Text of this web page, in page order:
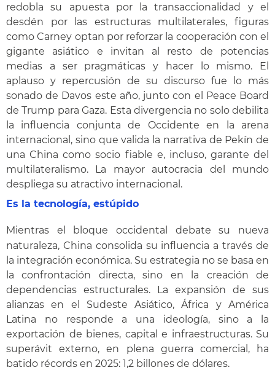
redobla su apuesta por la transaccionalidad y el
desdén por las estructuras multilaterales, figuras
como Carney optan por reforzar la cooperación con el
gigante asiático e invitan al resto de potencias
medias a ser pragmáticas y hacer lo mismo. El
aplauso y repercusión de su discurso fue lo más
sonado de Davos este año, junto con el Peace Board
de Trump para Gaza. Esta divergencia no solo debilita
la influencia conjunta de Occidente en la arena
internacional, sino que valida la narrativa de Pekín de
una China como socio fiable e, incluso, garante del
multilateralismo. La mayor autocracia del mundo
despliega su atractivo internacional.
Es la tecnología, estúpido
Mientras el bloque occidental debate su nueva
naturaleza, China consolida su influencia a través de
la integración económica. Su estrategia no se basa en
la confrontación directa, sino en la creación de
dependencias estructurales. La expansión de sus
alianzas en el Sudeste Asiático, África y América
Latina no responde a una ideología, sino a la
exportación de bienes, capital e infraestructuras. Su
superávit externo, en plena guerra comercial, ha
batido récords en 2025: 1,2 billones de dólares.